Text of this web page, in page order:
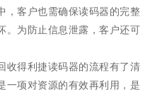
，客户也需确保读码器的完整
。为防止信息泄露，客户还可
收得利捷读码器的流程有了清
一项对资源的有效再利用，是